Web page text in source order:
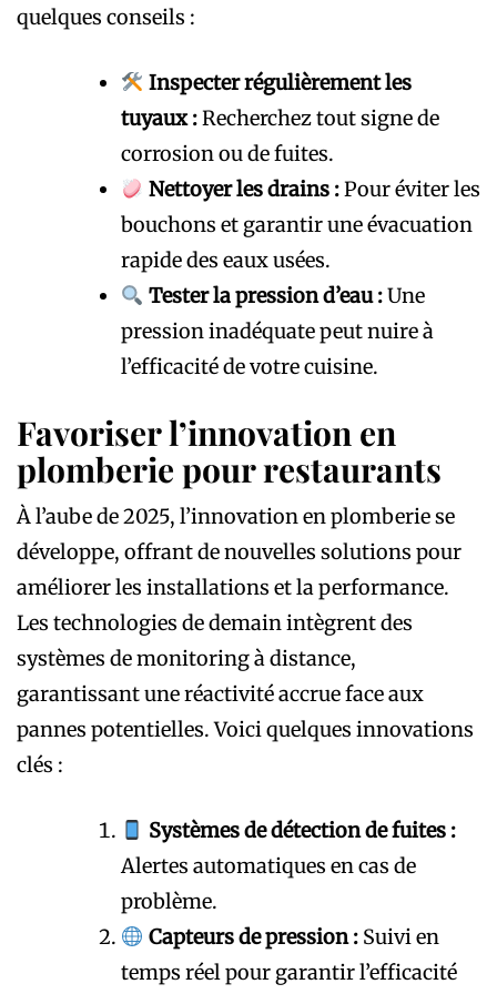
quelques conseils :
Inspecter régulièrement les
tuyaux :Recherchez tout signe de
corrosion ou de fuites.
Nettoyer les drains :Pour éviter les
bouchons et garantir une évacuation
rapide des eaux usées.
Tester la pression d’eau :Une
pression inadéquate peut nuire à
l’efficacité de votre cuisine.
Favoriser l’innovation en
plomberie pour restaurants
À l’aube de 2025, l’innovation en plomberie se
développe, offrant de nouvelles solutions pour
améliorer les installations et la performance.
Les technologies de demain intègrent des
systèmes de monitoring à distance,
garantissant une réactivité accrue face aux
pannes potentielles. Voici quelques innovations
clés :
Systèmes de détection de fuites :
Alertes automatiques en cas de
problème.
Capteurs de pression :Suivi en
temps réel pour garantir l’efficacité